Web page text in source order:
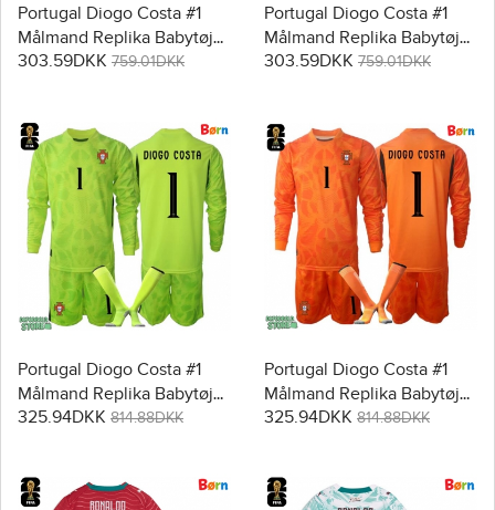
Portugal Diogo Costa #1
Målmand Replika Babytøj
Hjemmebanesæt Børn VM
303.59DKK 759.01DKK
Portugal Diogo Costa #1
Målmand Replika Babytøj
Udebanesæt Børn VM
303.59DKK 759.01DKK
Portugal Diogo Costa #1
Målmand Replika Babytøj
Hjemmebanesæt Børn VM
325.94DKK 814.88DKK
Portugal Diogo Costa #1
Målmand Replika Babytøj
Udebanesæt Børn VM
325.94DKK 814.88DKK